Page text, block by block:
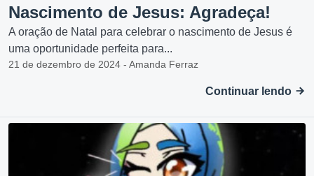
Nascimento de Jesus: Agradeça!
A oração de Natal para celebrar o nascimento de Jesus é
uma oportunidade perfeita para...
21 de dezembro de 2024 - Amanda Ferraz
Continuar lendo